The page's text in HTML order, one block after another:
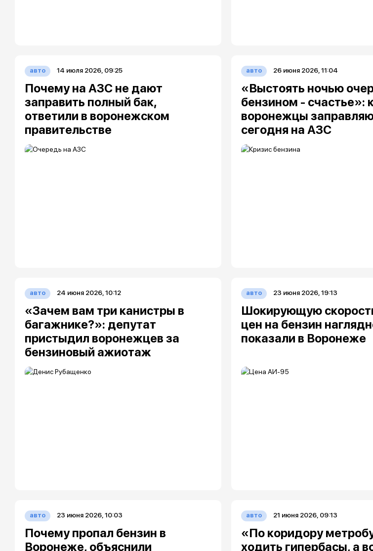
авто 14 июля 2026, 09:25
Почему на АЗС не дают
заправить полный бак,
ответили в воронежском
правительстве
авто 26 июня 2026, 11:04
«Выстоять ночью
бензином - счастье»:
воронежцы
сегодня на АЗС
авто 24 июня 2026, 10:12
«Зачем вам три канистры в
багажнике?»: депутат
пристыдил воронежцев за
бензиновый ажиотаж
авто 23 июня 2026, 19:13
Шокирующую
цен на бензин
показали в Воронеже
авто 23 июня 2026, 10:03
Почему пропал бензин в
Воронеже, объяснили
авто 21 июня 2026, 09:13
«По коридору
ходить гипербасы, а